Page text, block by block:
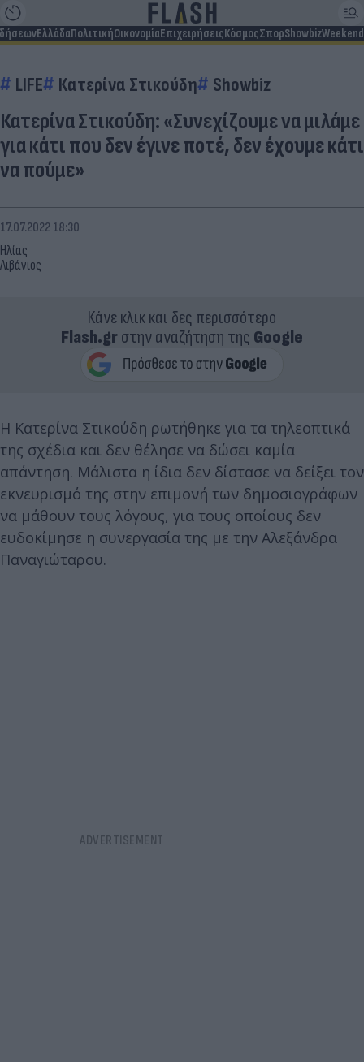
ΕλλάδαΠολιτικήΟικονομίαΕπιχειρήσειςΚόσμοςΣπορShowbizWeekend
LIFE Κατερίνα Στικούδη Showbiz
Κατερίνα Στικούδη: «Συνεχίζουμε να μιλάμε
για κάτι που δεν έγινε ποτέ, δεν έχουμε κάτι
να πούμε»
Ηλίας
Λιβάνιος
17.07.2022 18:30
Κάνε κλικ και δες περισσότερο
Flash.grστην αναζήτηση της Google
Η Κατερίνα Στικούδη ρωτήθηκε για τα τηλεοπτικά
της σχέδια και δεν θέλησε να δώσει καμία
απάντηση. Μάλιστα η ίδια δεν δίστασε να δείξει τον
εκνευρισμό της στην επιμονή των δημοσιογράφων
να μάθουν τους λόγους, για τους οποίους δεν
ευδοκίμησε η συνεργασία της με την Αλεξάνδρα
Παναγιώταρου.